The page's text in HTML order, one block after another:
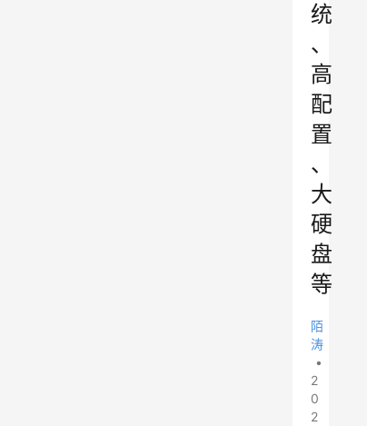
统
、
高
配
置
、
大
硬
盘
等
陌
涛
•
2
0
2